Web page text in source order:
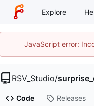
Explore
JavaScript error:
RSV_Studio/
Code Releases